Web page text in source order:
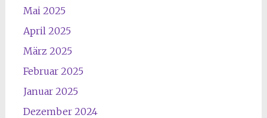
Mai 2025
April 2025
März 2025
Februar 2025
Januar 2025
Dezember 2024